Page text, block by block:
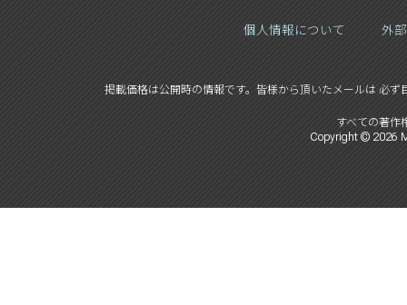
個人情報について 外
掲載価格は公開時の情報です。皆様から頂いたメールは 必ず
すべての著作
Copyright © 2026